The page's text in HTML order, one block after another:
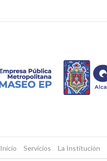
Inicio Servicios La Institución